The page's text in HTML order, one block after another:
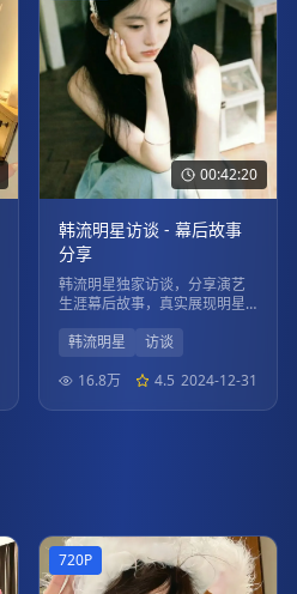
00:42:20
韩流明星访谈 - 幕后故事
分享
韩流明星独家访谈，分享演艺
生涯幕后故事，真实展现明星
韩流明星
访谈
16.8万
4.5 2024-12-31
720P